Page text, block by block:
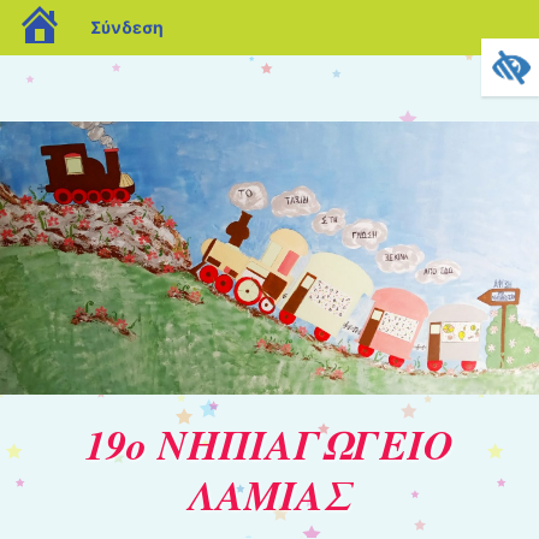
blogs.sch.gr
Σύνδεση
19ο ΝΗΠΙΑΓΩΓΕΙΟ
ΛΑΜΙΑΣ